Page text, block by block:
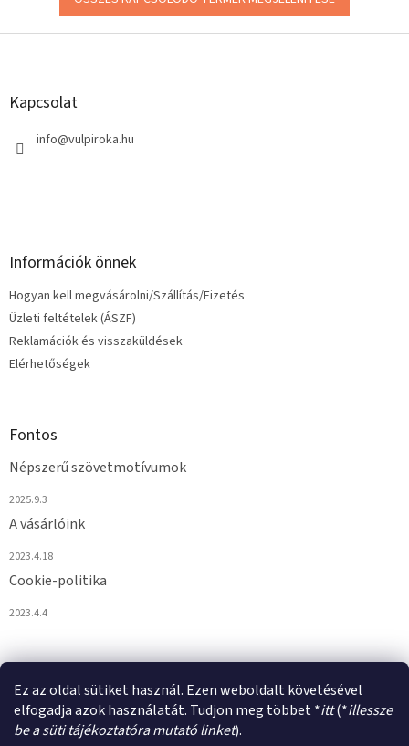
Ez az oldal sütiket használ. Ezen weboldalt követésével
elfogadja azok használatát. Tudjon meg többet *itt(*illessze
be a süti tájékoztatóra mutató linket).
L
Kapcsolat
info@vulpiroka.hu
Információk önnek
Hogyan kell megvásárolni/Szállítás/Fizetés
Üzleti feltételek (ÁSZF)
Reklamációk és visszaküldések
Elérhetőségek
Fontos
Népszerű szövetmotívumok
2025.9.3
A vásárlóink
2023.4.18
Cookie-politika
2023.4.4